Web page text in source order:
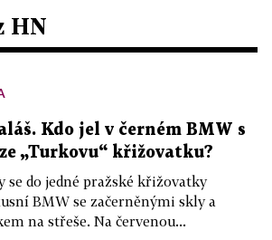
HN
Kdo jel v černém BMW s
„Turkovu“ křižovatku?
se do jedné pražské křižovatky
BMW se začerněnými skly a
na střeše. Na červenou...